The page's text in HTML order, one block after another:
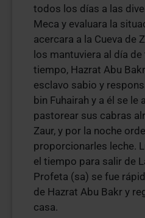
todos los días a las
Meca y evaluara la
acercara a la Cueva de
los mantuviera al día
tiempo, Hazrat Abu
esclavo sabio y
bin Fuhairah y a él se le
pastorear sus cabras
Zaur, y por la noche
proporcionarles leche.
el tiempo para salir de
Profeta (sa) se fue
de Hazrat Abu Bakr y
casa.